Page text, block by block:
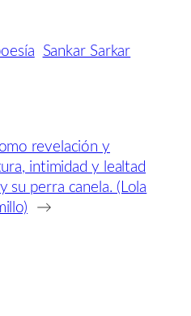
Sankar Sarkar
revelación y
intimidad y lealtad
su perra canela. (Lola
→